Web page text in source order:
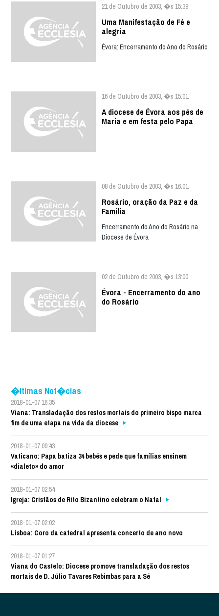
21 de Outubro de 2003, �s 15:39
Uma Manifestação de Fé e
alegria
Évora: Encerramento do Ano do Rosário
16 de Outubro de 2003, �s 15:01
A diocese de Évora aos pés de
Maria e em festa pelo Papa
08 de Outubro de 2003, �s 16:01
Rosário, oração da Paz e da
Família
Encerramento do Ano do Rosário na
Diocese de Évora
02 de Outubro de 2003, �s 13:00
Évora - Encerramento do ano
do Rosário
�ltimas Not�cias
2018-01-07 16:35
Viana: Transladação dos restos mortais do primeiro bispo marca
fim de uma etapa na vida da diocese
2018-01-07 09:43
Vaticano: Papa batiza 34 bebés e pede que famílias ensinem
«dialeto» do amor
2018-01-07 02:54
Igreja: Cristãos de Rito Bizantino celebram o Natal
2018-01-07 02:02
Lisboa: Coro da catedral apresenta concerto de ano novo
2018-01-07 01:27
Viana do Castelo: Diocese promove transladação dos restos
mortais de D. Júlio Tavares Rebimbas para a Sé